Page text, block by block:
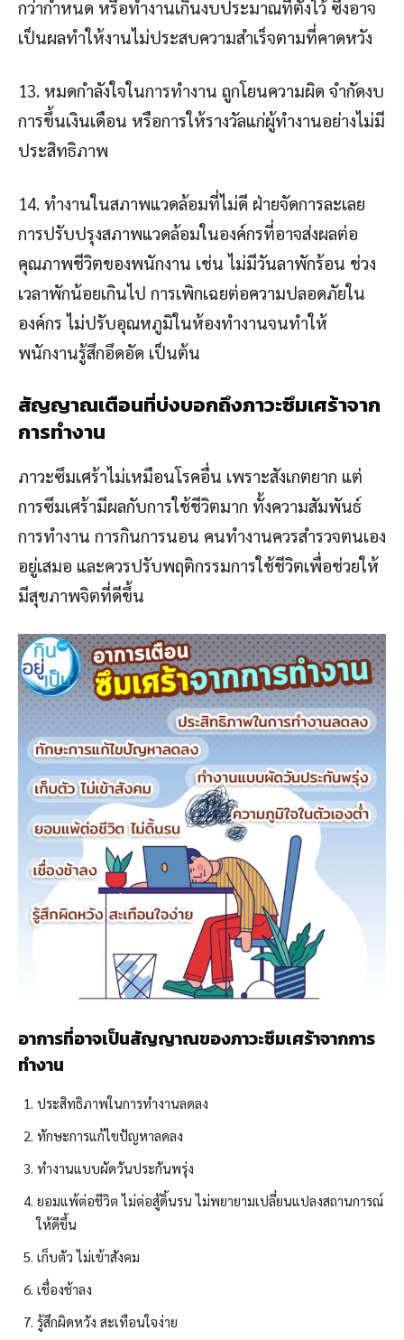
กว่ากำหนด หรือทำงานเกินงบประมาณที่ตั้งไว้ ซึ่งอาจ
เป็นผลทำให้งานไม่ประสบความสำเร็จตามที่คาดหวัง
13. หมดกำลังใจในการทำงาน ถูกโยนความผิด จำกัดงบ
การขึ้นเงินเดือน หรือการให้รางวัลแก่ผู้ทำงานอย่างไม่มี
ประสิทธิภาพ
14. ทำงานในสภาพแวดล้อมที่ไม่ดี ฝ่ายจัดการละเลย
การปรับปรุงสภาพแวดล้อมในองค์กรที่อาจส่งผลต่อ
คุณภาพชีวิตของพนักงาน เช่น ไม่มีวันลาพักร้อน ช่วง
เวลาพักน้อยเกินไป การเพิกเฉยต่อความปลอดภัยใน
องค์กร ไม่ปรับอุณหภูมิในห้องทำงานจนทำให้
พนักงานรู้สึกอึดอัด เป็นต้น
สัญญาณเตือนที่บ่งบอกถึงภาวะซึมเศร้าจาก
การทำงาน
ภาวะซึมเศร้าไม่เหมือนโรคอื่น เพราะสังเกตยาก แต่
การซึมเศร้ามีผลกับการใช้ชีวิตมาก ทั้งความสัมพันธ์
การทำงาน การกินการนอน คนทำงานควรสำรวจตนเอง
อยู่เสมอ และควรปรับพฤติกรรมการใช้ชีวิตเพื่อช่วยให้
มีสุขภาพจิตที่ดีขึ้น
อาการที่อาจเป็นสัญญาณของภาวะซึมเศร้าจากการ
ทำงาน
ประสิทธิภาพในการทำงานลดลง
ทักษะการแก้ไขปัญหาลดลง
ทำงานแบบผัดวันประกันพรุ่ง
ยอมแพ้ต่อชีวิต ไม่ต่อสู้ดิ้นรน ไม่พยายามเปลี่ยนแปลงสถานการณ์
ให้ดีขึ้น
เก็บตัว ไม่เข้าสังคม
เชื่องช้าลง
รู้สึกผิดหวัง สะเทือนใจง่าย